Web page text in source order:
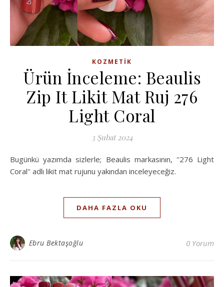
KOZMETIK
Ürün İnceleme: Beaulis
Zip It Likit Mat Ruj 276
Light Coral
3 Şubat 2024
Bugünkü yazımda sizlerle; Beaulis markasının, ''276 Light
Coral'' adlı likit mat rujunu yakından inceleyeceğiz.
DAHA FAZLA OKU
Ebru Bektaşoğlu 0 Yorum